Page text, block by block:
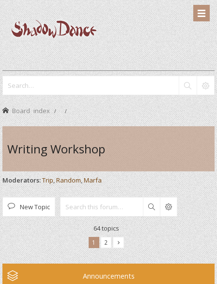
Board index
Writing Workshop
Moderators:Trip,Random,Marfa
New Topic Search
64 topics
1 2
Announcements